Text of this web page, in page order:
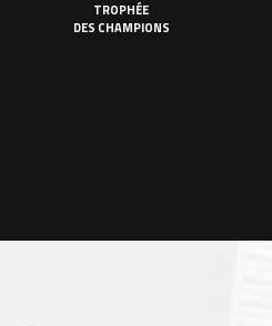
TROPHÉE
DES CHAMPIONS